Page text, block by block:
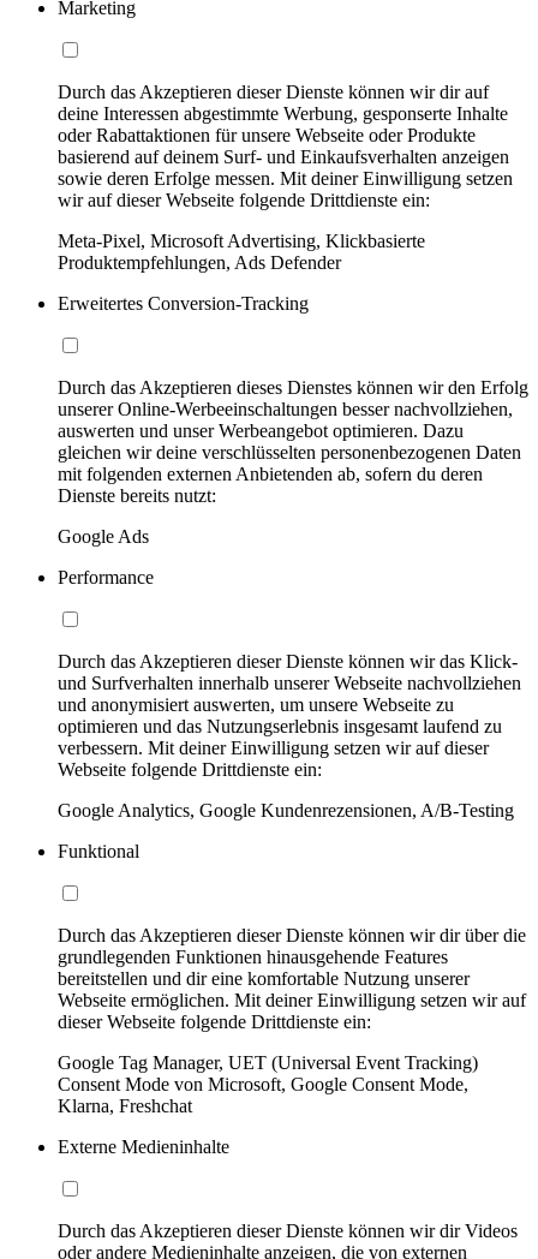
Marketing
Durch das Akzeptieren dieser Dienste können wir dir auf
deine Interessen abgestimmte Werbung, gesponserte Inhalte
oder Rabattaktionen für unsere Webseite oder Produkte
basierend auf deinem Surf- und Einkaufsverhalten anzeigen
sowie deren Erfolge messen. Mit deiner Einwilligung setzen
wir auf dieser Webseite folgende Drittdienste ein:
Meta-Pixel, Microsoft Advertising, Klickbasierte
Produktempfehlungen, Ads Defender
Erweitertes Conversion-Tracking
Durch das Akzeptieren dieses Dienstes können wir den Erfolg
unserer Online-Werbeeinschaltungen besser nachvollziehen,
auswerten und unser Werbeangebot optimieren. Dazu
gleichen wir deine verschlüsselten personenbezogenen Daten
mit folgenden externen Anbietenden ab, sofern du deren
Dienste bereits nutzt:
Google Ads
Performance
Durch das Akzeptieren dieser Dienste können wir das Klick-
und Surfverhalten innerhalb unserer Webseite nachvollziehen
und anonymisiert auswerten, um unsere Webseite zu
optimieren und das Nutzungserlebnis insgesamt laufend zu
verbessern. Mit deiner Einwilligung setzen wir auf dieser
Webseite folgende Drittdienste ein:
Google Analytics, Google Kundenrezensionen, A/B-Testing
Funktional
Durch das Akzeptieren dieser Dienste können wir dir über die
grundlegenden Funktionen hinausgehende Features
bereitstellen und dir eine komfortable Nutzung unserer
Webseite ermöglichen. Mit deiner Einwilligung setzen wir auf
dieser Webseite folgende Drittdienste ein:
Google Tag Manager, UET (Universal Event Tracking)
Consent Mode von Microsoft, Google Consent Mode,
Klarna, Freshchat
Externe Medieninhalte
Durch das Akzeptieren dieser Dienste können wir dir Videos
oder andere Medieninhalte anzeigen, die von externen